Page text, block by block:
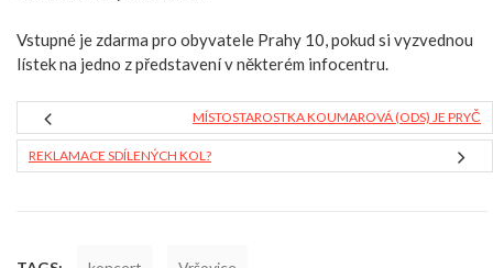
Vstupné je zdarma pro obyvatele Prahy 10, pokud si vyzvednou
lístek na jedno z představení v některém infocentru.
MÍSTOSTAROSTKA KOUMAROVÁ (ODS) JE PRYČ
REKLAMACE SDÍLENÝCH KOL?